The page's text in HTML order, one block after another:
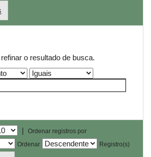
o resultado de busca.
|
Ordenar registros por
Ordenar
Registro(s)